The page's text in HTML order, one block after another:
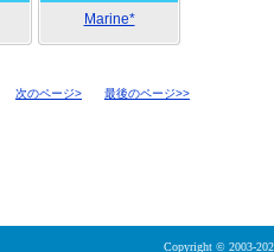
Marine*
次のページ> 最後のページ>>
Copyright © 2003-